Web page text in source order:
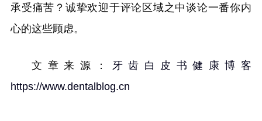
承受痛苦？诚挚欢迎于评论区域之中谈论一番你内
心的这些顾虑。
文章来源： 牙齿白皮书健康博客
https://www.dentalblog.cn